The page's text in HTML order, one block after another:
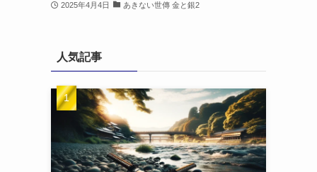
2025年4月4日 あきない世傳 金と銀2
人気記事